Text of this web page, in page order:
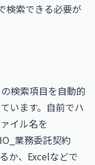
検索できる必要が
検索項目を自動的
います。自前でハ
イル名を
業務委託契約
か、Excelなどで